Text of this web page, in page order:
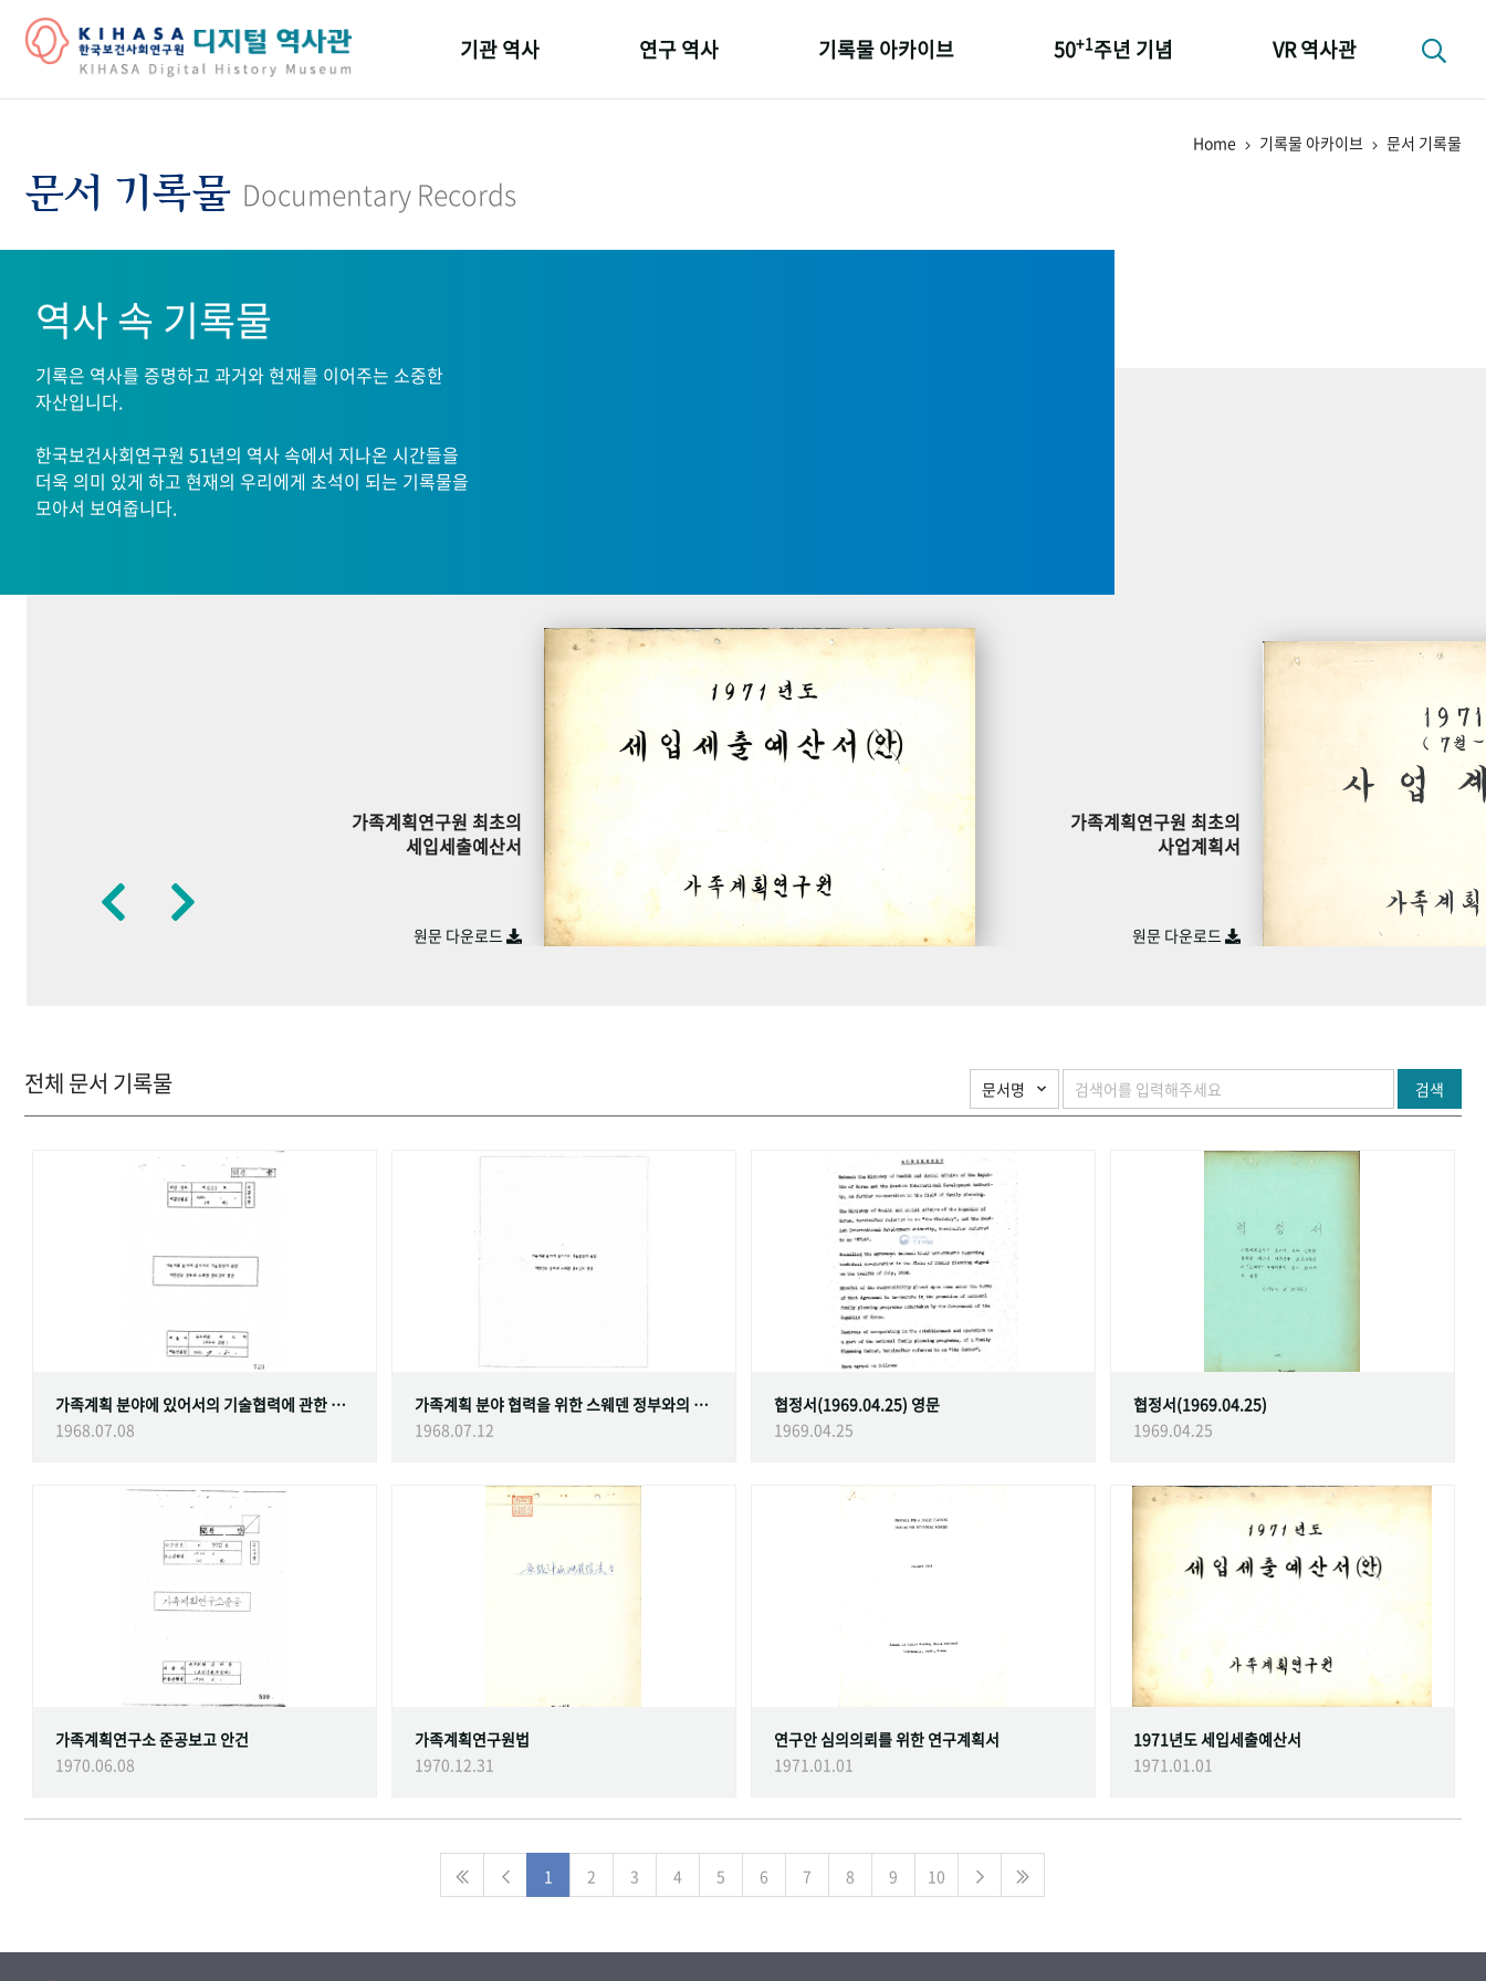
기관 역사
기관 변천사
연구 역사 기록물 아카이브 50+1주년 기념 VR 역사관
Home 기록물 아카이브 문서 기록물
문서 기록물 Documentary Records
역사 속 기록물
기록은 역사를 증명하고 과거와 현재를 이어주는 소중한
자산입니다.
한국보건사회연구원 51년의 역사 속에서 지나온 시간들을
더욱 의미 있게 하고 현재의 우리에게 초석이 되는 기록물을
모아서 보여줍니다.
가족계획연구원 최초의
세입세출예산서
원문 다운로드
가족계획연구원 최초의
사업계획서
원문 다운로드
전체 문서 기록물 검색
가족계획 분야에 있어서의 기술협력에 관한 대한민국정부와 스웨덴 정부간의 협정
1968.07.08
가족계획 분야 협력을 위한 스웨덴 정부와의 협정
1968.07.12
협정서(1969.04.25) 영문
1969.04.25
협정서(1969.04.25)
1969.04.25
가족계획연구소 준공보고 안건
1970.06.08
가족계획연구원법
1970.12.31
연구안 심의의뢰를 위한 연구계획서
1971.01.01
1971년도 세입세출예산서
1971.01.01
1 2 3 4 5 6 7 8 9 10